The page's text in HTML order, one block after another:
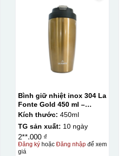
Bình giữ nhiệt inox 304 La
Fonte Gold 450 ml –
012331
Kích thước: 450ml
TG sản xuất: 10 ngày
2**.000 ₫
Đăng kýhoặc Đăng nhậpđể xem
giá